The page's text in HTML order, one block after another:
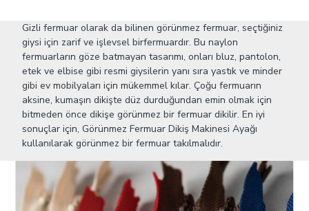
Gizli fermuar olarak da bilinen görünmez fermuar, seçtiğiniz
giysi için zarif ve işlevsel birfermuardır. Bu naylon
fermuarların göze batmayan tasarımı, onları bluz, pantolon,
etek ve elbise gibi resmi giysilerin yanı sıra yastık ve minder
gibi ev mobilyaları için mükemmel kılar. Çoğu fermuarın
aksine, kumaşın dikişte düz durduğundan emin olmak için
bitmeden önce dikişe görünmez bir fermuar dikilir. En iyi
sonuçlar için, Görünmez Fermuar Dikiş Makinesi Ayağı
kullanılarak görünmez bir fermuar takılmalıdır.